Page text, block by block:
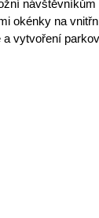
okénky na
a vytvoření